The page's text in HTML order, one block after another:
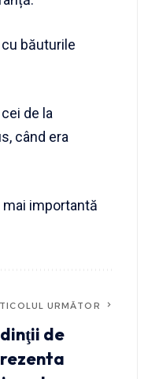
băuturile
de la
când era
mai importantă
URMĂTOR
de